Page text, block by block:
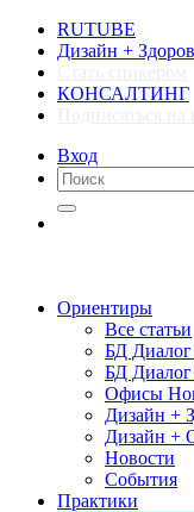
RUTUBE
Дизайн +
КОНСАЛТИНГ
Вход
Ориентиры
Все статьи
БД
БД
Офисы
Дизайн +
Дизайн +
Новости
События
Практики